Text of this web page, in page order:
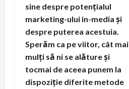
sine despre potențialul
marketing-ului in-media și
despre puterea acestuia.
Sperăm ca pe viitor, cât mai
mulți să ni se alăture și
tocmai de aceea punem la
dispoziție diferite metode